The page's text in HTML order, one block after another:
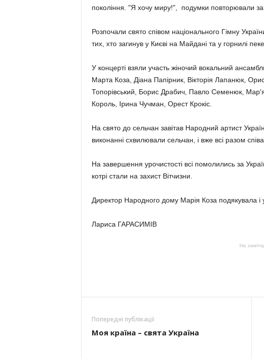
покоління. "Я хочу миру!", подумки повторювали за
Розпочали свято співом національного Гімну
тих, хто загинув у Києві на Майдані та у горнилі
У концерті взяли участь жіночий вокальний
Марта Коза, Діана Папірник, Вікторія Лапанюк,
Топорівський, Борис Драбич, Павло Семенюк,
Король, Ірина Чучман, Орест Крокіс.
На свято до сельчан завітав Народний артист
виконанні схвилювали сельчан, і вже всі разом
На завершення урочистості всі помолились за
котрі стали на захист Вітчизни.
Директор Народного дому Марія Коза подякувала і
Лариса ГАРАСИМІВ
На замітку
Попередні публікації
Моя країна – свята Україна